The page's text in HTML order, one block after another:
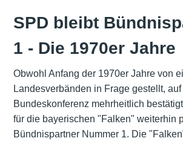
SPD bleibt
1 - Die 1970er Jahre
Obwohl Anfang der 1970er Jahre von
Landesverbänden in Frage gestellt, auf
Bundeskonferenz mehrheitlich
für die bayerischen "Falken" weiterhin
Bündnispartner Nummer 1. Die